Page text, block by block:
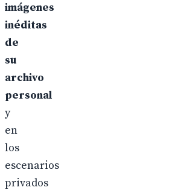
imágenes
inéditas
de
su
archivo
personal
y
en
los
escenarios
privados